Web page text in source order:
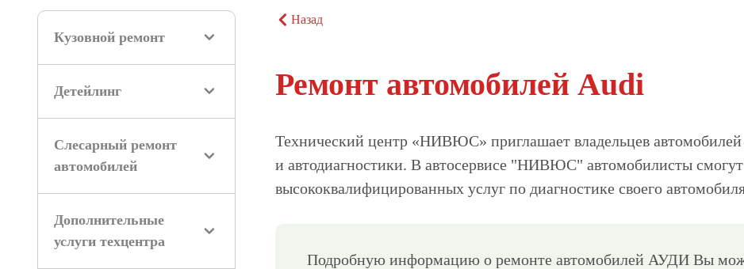
Кузовной ремонт
Детейлинг
Слесарный ремонт
автомобилей
Дополнительные
услуги техцентра
Назад
Ремонт автомобилей Audi
Технический центр «НИВЮС» приглашает владельцев автомобилей
и автодиагностики. В автосервисе "НИВЮС" автомобилисты
высококвалифицированных услуг по диагностике своего
Подробную информацию о ремонте автомобилей АУДИ Вы